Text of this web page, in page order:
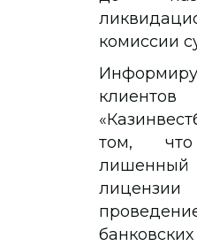
комиссии
том,
лишенный
банковских